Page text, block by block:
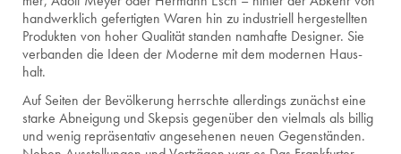
hand­werk­lich ge­fer­tig­ten Waren hin zu in­dus­tri­ell her­ge­stell­ten
Pro­duk­ten von hoher Qua­li­tät stan­den nam­haf­te De­si­gner. Sie
ver­ban­den die Ideen der Mo­der­ne mit dem mo­der­nen Haus­
halt.
Auf Sei­ten der Be­völ­ke­rung herrsch­te al­ler­dings zu­nächst eine
star­ke Ab­nei­gung und Skep­sis ge­gen­über den viel­mals als bil­lig
und wenig re­prä­sen­ta­tiv an­ge­se­he­nen neuen Ge­gen­stän­den.